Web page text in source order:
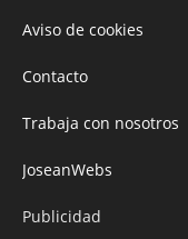
Aviso de cookies
Contacto
Trabaja con nosotros
JoseanWebs
Publicidad